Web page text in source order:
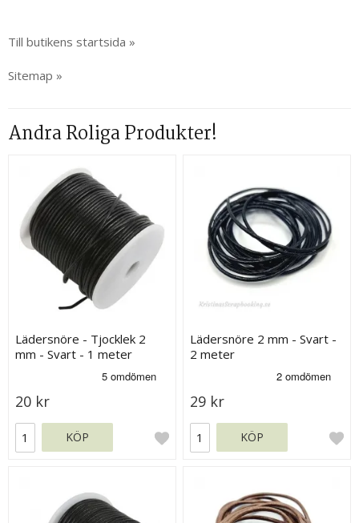
Till butikens startsida »
Sitemap »
Andra Roliga Produkter!
Lädersnöre - Tjocklek 2
mm - Svart - 1 meter
20 kr
KÖP
Lädersnöre 2 mm - Svart -
2 meter
29 kr
KÖP